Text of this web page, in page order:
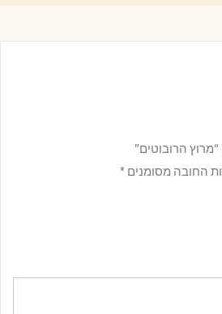
הרובוטים”
החובה מסומנים *